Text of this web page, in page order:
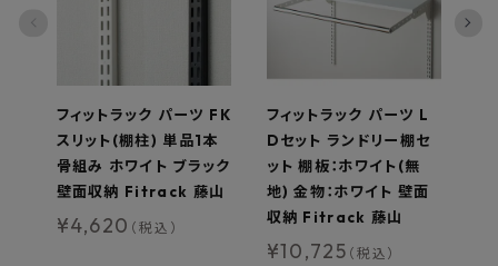
フィットラック パーツ FK
スリット(棚柱) 単品1本
骨組み ホワイト ブラック
壁面収納 Fitrack 藤山
¥4,620 （税込）
フィットラック パーツ L
Dセット ランドリー棚セ
ット 棚板：ホワイト(無
地) 金物：ホワイト 壁面
収納 Fitrack 藤山
¥10,725 （税込）